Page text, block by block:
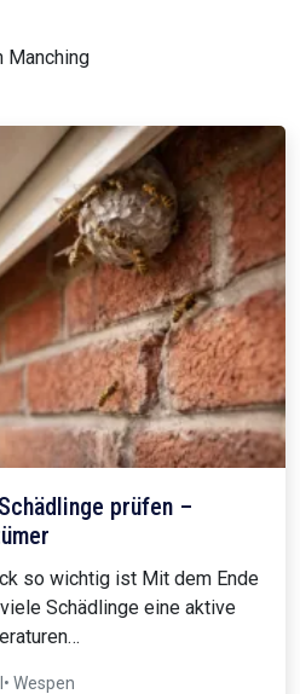
prüfen –
so wichtig ist Mit dem Ende
Schädlinge eine aktive
• Wespen